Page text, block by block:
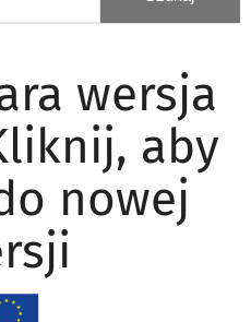
wersja
aby
nowej